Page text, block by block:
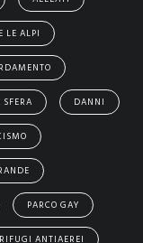
LE ALPI
DANNI
PARCO GAY
RIFUGI ANTIAEREI